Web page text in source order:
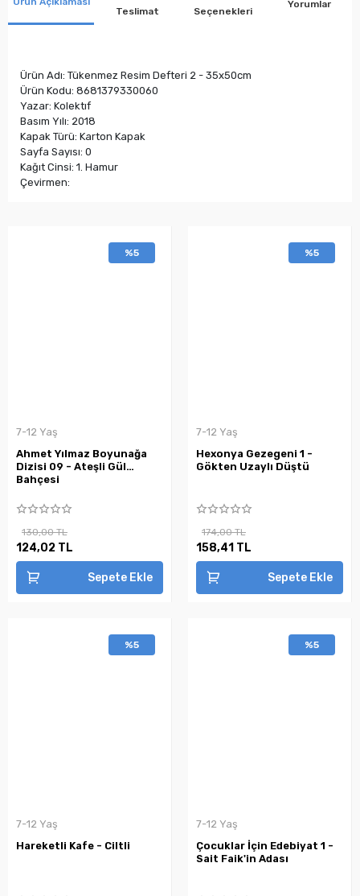
Teslimat
Seçenekleri
Yorumlar
Ürün Adı: Tükenmez Resim Defteri 2 - 35x50cm
Ürün Kodu: 8681379330060
Yazar: Kolektıf
Basım Yılı: 2018
Kapak Türü: Karton Kapak
Sayfa Sayısı: 0
Kağıt Cinsi: 1. Hamur
Çevirmen:
%5
7-12 Yaş
Ahmet Yılmaz Boyunağa
Dizisi 09 - Ateşli Gül
Bahçesi
130,00 TL
124,02 TL
Sepete Ekle
%5
7-12 Yaş
Hexonya Gezegeni 1 -
Gökten Uzaylı Düştü
174,00 TL
158,41 TL
Sepete Ekle
%5
7-12 Yaş
Hareketli Kafe - Ciltli
%5
7-12 Yaş
Çocuklar İçin Edebiyat 1 -
Sait Faik'in Adası